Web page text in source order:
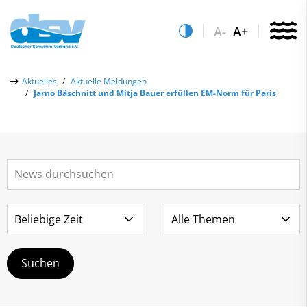
A- A+
Aktuelles
Aktuelle Meldungen
Jarno Bäschnitt und Mitja Bauer erfüllen EM-Norm für Paris
Über uns
Social-Media-Wall
Leistungs- & Wettkampfsport
Schwimmen lernen
Sportentwicklung
Service
Quicklinks
Vereinsfinder
Lizenzwesen
Zentrale Hinweisstelle
Recht auf sicheren Schwimmsport